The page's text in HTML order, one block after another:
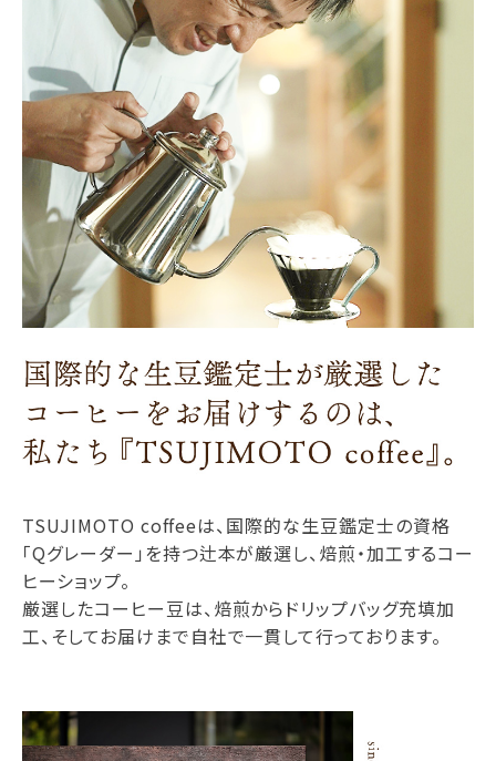
TSUJIMOTO coffeeは、国際的な生豆鑑定士の資格
「Qグレーダー」を持つ辻本が厳選し、焙煎・加工するコー
ヒーショップ。
厳選したコーヒー豆は、焙煎からドリップバッグ充填加
工、そしてお届けまで自社で一貫して行っております。